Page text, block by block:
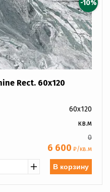
-10%
Rect. 60x120
60x120
кв.м
0
6 600 ₽/кв.м
В корзину